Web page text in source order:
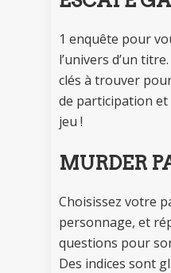
1 enquête pour
l’univers d’un
clés à trouver
de participation
jeu !
MURDER
Choisissez votre
personnage, et
questions pour
Des indices sont